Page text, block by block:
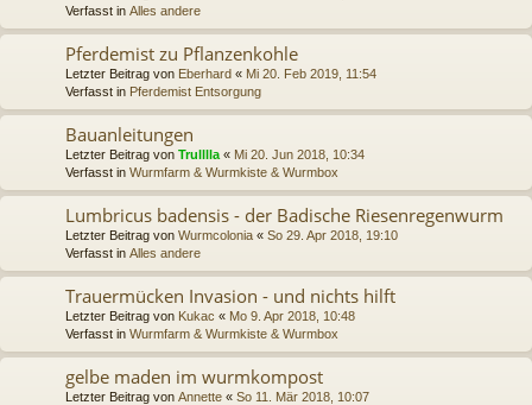
Verfasst in Alles andere
Pferdemist zu Pflanzenkohle
Letzter Beitrag von Eberhard « Mi 20. Feb 2019, 11:54
Verfasst in Pferdemist Entsorgung
Bauanleitungen
Letzter Beitrag von Trulllla « Mi 20. Jun 2018, 10:34
Verfasst in Wurmfarm & Wurmkiste & Wurmbox
Lumbricus badensis - der Badische Riesenregenwurm
Letzter Beitrag von Wurmcolonia « So 29. Apr 2018, 19:10
Verfasst in Alles andere
Trauermücken Invasion - und nichts hilft
Letzter Beitrag von Kukac « Mo 9. Apr 2018, 10:48
Verfasst in Wurmfarm & Wurmkiste & Wurmbox
gelbe maden im wurmkompost
Letzter Beitrag von Annette « So 11. Mär 2018, 10:07